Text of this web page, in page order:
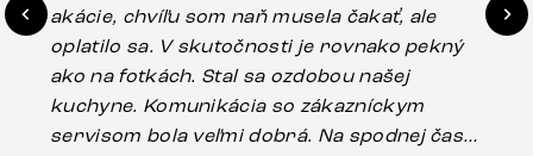
akácie, chvíľu som naň musela čakať, ale
oplatilo sa. V skutočnosti je rovnako pekný
ako na fotkách. Stal sa ozdobou našej
kuchyne. Komunikácia so zákazníckym
servisom bola veľmi dobrá. Na spodnej časti